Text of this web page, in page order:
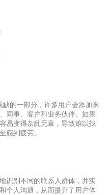
缺的一部分，许多用户会添加来
同事、客户和业务伙伴。如果
易变得杂乱无章，导致难以找
感到疲劳。
识别不同的联系人群体，并实
个人沟通，从而提升了用户体